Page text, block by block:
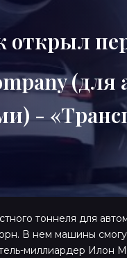
открыл
(для
-
тоннеля для
В нем машины
миллиардер Илон